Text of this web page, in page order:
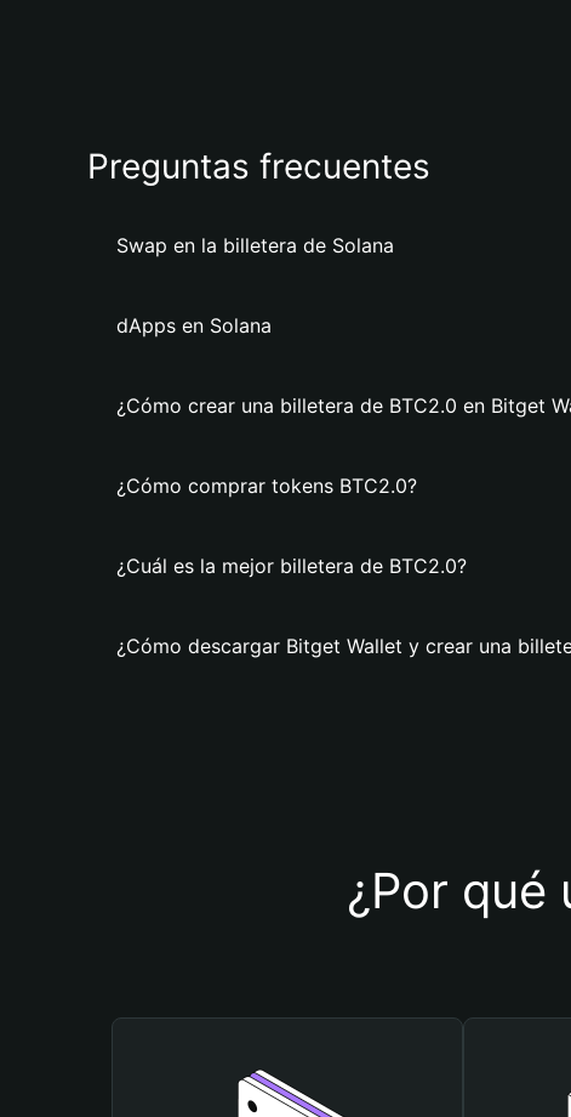
Preguntas frecuentes
Swap en la billetera de Solana
dApps en Solana
¿Cómo crear una billetera de BTC2.0 en Bitget
¿Cómo comprar tokens BTC2.0?
¿Cuál es la mejor billetera de BTC2.0?
¿Cómo descargar Bitget Wallet y crear una
¿Por qué